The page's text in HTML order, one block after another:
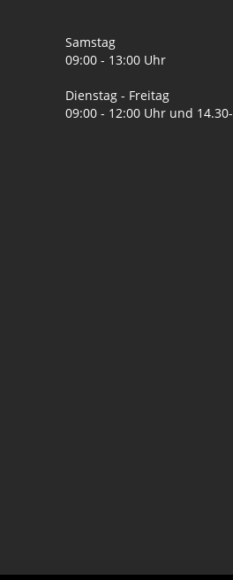
Samstag
09:00 - 13:00 Uhr
Dienstag - Freitag
09:00 - 12:00 Uhr und